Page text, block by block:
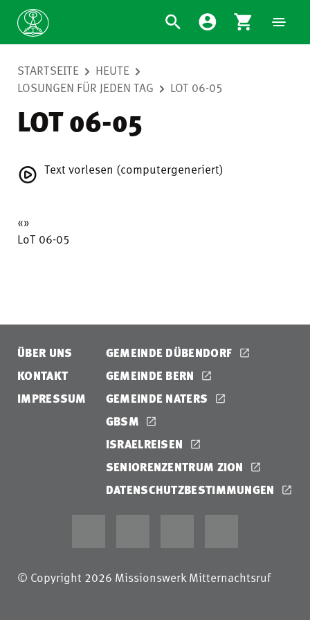
STARTSEITE
HEUTE
LOSUNGEN FÜR JEDEN TAG
LOT 06-05
LOT 06-05
Text vorlesen (computergeneriert)
«»
LoT 06-05
ÜBER UNS
KONTAKT
IMPRESSUM
GEMEINDE DÜBENDORF
GEMEINDE BERN
GEMEINDE NATERS
GBSM
ISRAELREISEN
SENIORENZENTRUM ZION
DATENSCHUTZBESTIMMUNGEN
© Copyright 2026 Missionswerk Mitternachtsruf